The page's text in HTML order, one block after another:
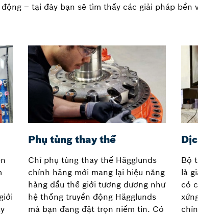
– tại đây bạn sẽ tìm thấy các giải pháp bền
Phụ tùng thay thế
Chỉ phụ tùng thay thế Hägglunds
chính hãng mới mang lại hiệu năng
hàng đầu thế giới tương đương như
hệ thống truyền động Hägglunds
mà bạn đang đặt trọn niềm tin. Có
Bộ
là
có